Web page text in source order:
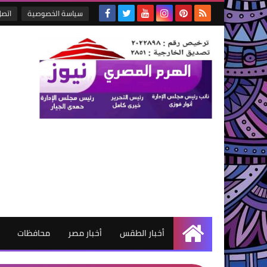
سياسة الخصوصية
الرئيسية
أخبار الطقس أخبار مصر محافظات